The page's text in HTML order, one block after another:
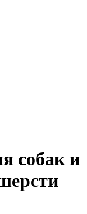
собак и